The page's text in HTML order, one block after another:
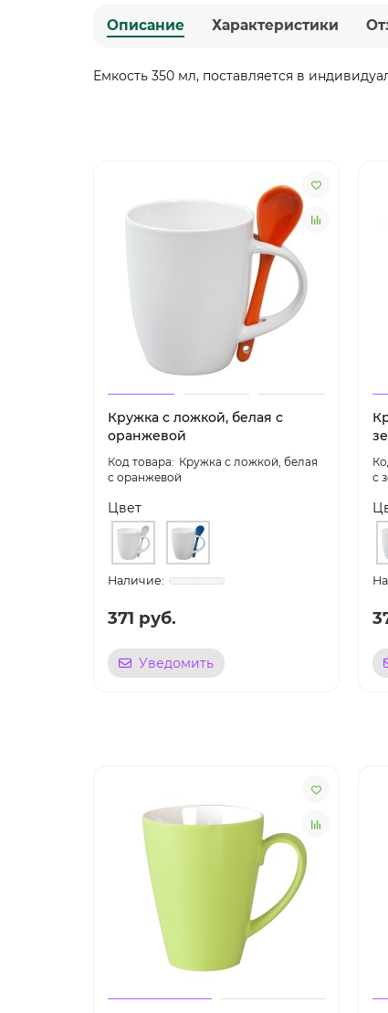
Описание Характеристики
Емкость 350 мл, поставляется в
Кружка с ложкой, белая с
оранжевой
Кружка с ложкой, белая
с оранжевой
Цвет
371 руб.
Уведомить
с